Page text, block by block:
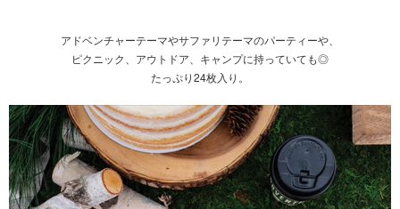
アドベンチャーテーマやサファリテーマのパーティーや、
ピクニック、アウトドア、キャンプに持っていても◎
たっぷり24枚入り。